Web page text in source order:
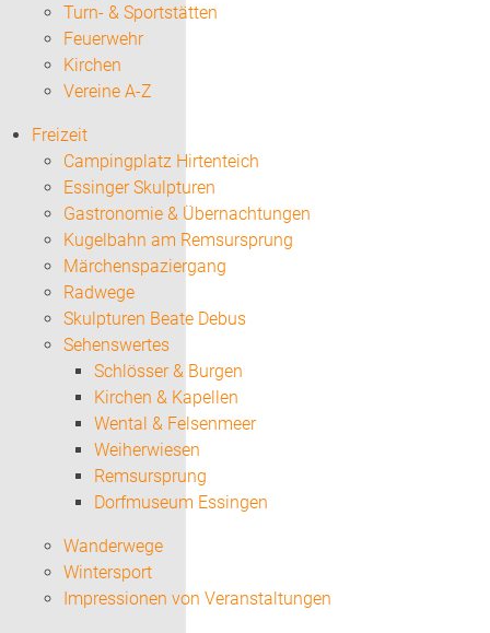
Turn- & Sportstätten
Feuerwehr
Kirchen
Vereine A-Z
Freizeit
Campingplatz Hirtenteich
Essinger Skulpturen
Gastronomie & Übernachtungen
Kugelbahn am Remsursprung
Märchenspaziergang
Radwege
Skulpturen Beate Debus
Sehenswertes
Schlösser & Burgen
Kirchen & Kapellen
Wental & Felsenmeer
Weiherwiesen
Remsursprung
Dorfmuseum Essingen
Wanderwege
Wintersport
Impressionen von Veranstaltungen